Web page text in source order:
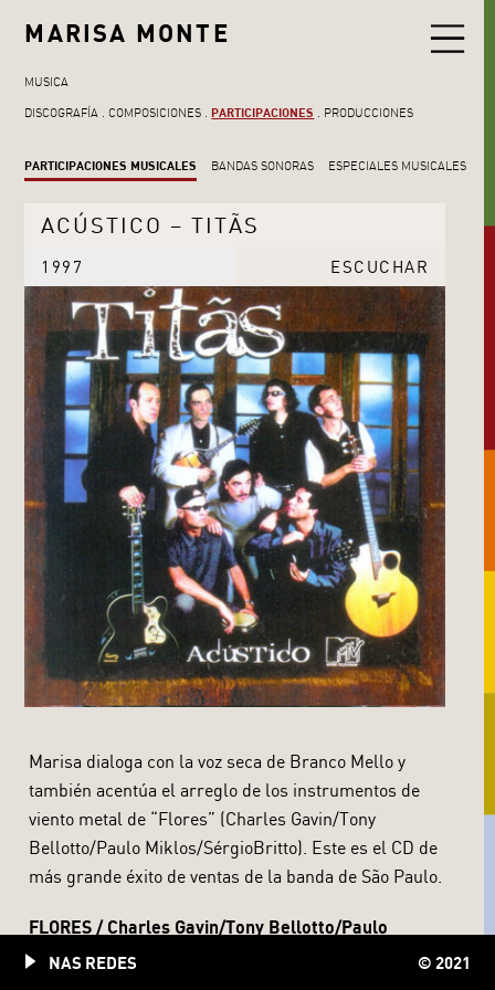
MARISA MONTE
MUSICA
DISCOGRAFÍA
COMPOSICIONES PARTICIPACIONES PRODUCCIONES
PARTICIPACIONES MUSICALES BANDAS SONORAS ESPECIALES MUSICALES
ACÚSTICO – TITÃS
ESCUCHAR
1997
Marisa dialoga con la voz seca de Branco Mello y
también acentúa el arreglo de los instrumentos de
viento metal de “Flores” (Charles Gavin/Tony
Bellotto/Paulo Miklos/SérgioBritto). Este es el CD de
más grande éxito de ventas de la banda de São Paulo.
FLORES / Charles Gavin/Tony Bellotto/Paulo
Miklos/Sérgio Britto
NAS REDES © 2021